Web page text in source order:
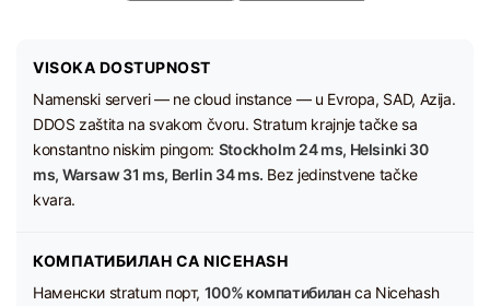
VISOKA DOSTUPNOST
Namenski serveri — ne cloud instance — u Evropa, SAD, Azija.
DDOS zaštita na svakom čvoru. Stratum krajnje tačke sa
konstantno niskim pingom: Stockholm 24 ms, Helsinki 30
ms, Warsaw 31 ms, Berlin 34 ms. Bez jedinstvene tačke
kvara.
КОМПАТИБИЛАН СА NICEHASH
Наменски stratum порт, 100% компатибиланса Nicehash